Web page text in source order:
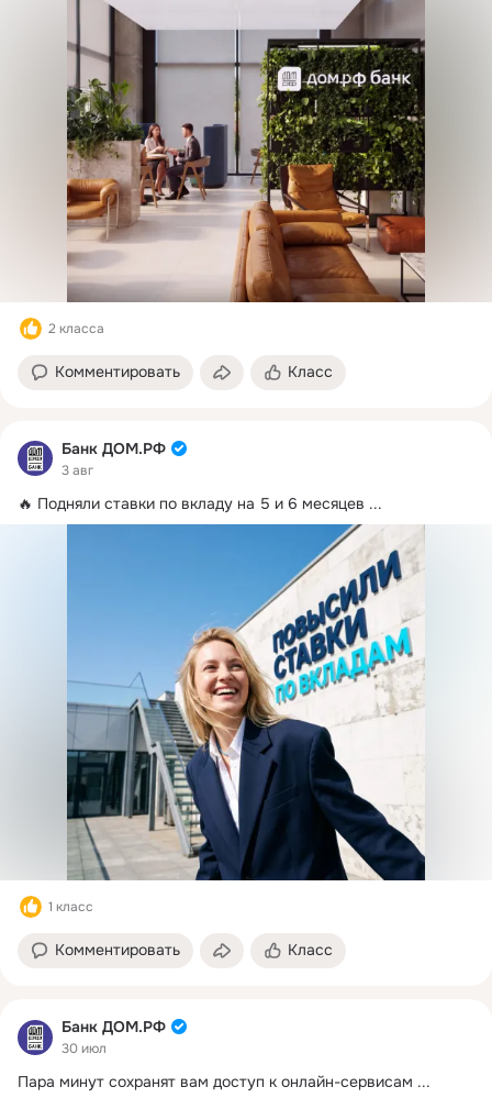
2 класса
Комментировать Класс
Банк ДОМ.РФ
3 авг
🔥 Подняли ставки по вкладу на 5 и 6 месяцев ...
1 класс
Комментировать Класс
Банк ДОМ.РФ
30 июл
Пара минут сохранят вам доступ к онлайн-сервисам ...